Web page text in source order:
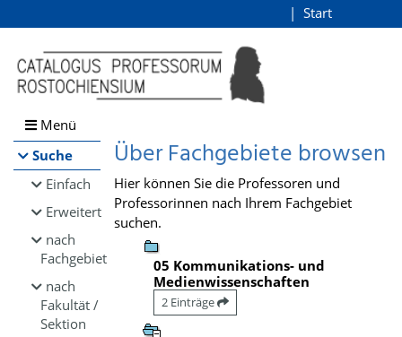
Browsen
direkt zum Inhalt
Start
Menü
Suche
Einfach
Erweitert
nach
Fachgebiet
nach
Fakultät /
Sektion
Über Fachgebiete browsen
Hier können Sie die Professoren und
Professorinnen nach Ihrem Fachgebiet
suchen.
05 Kommunikations- und
Medienwissenschaften
2 Einträge